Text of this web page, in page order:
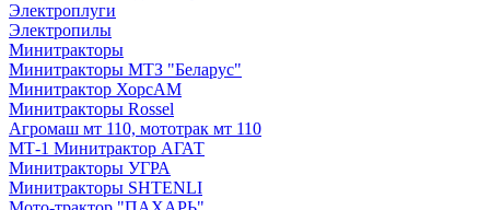
Электроплуги
Электропилы
Минитракторы
Минитракторы МТЗ "Беларус"
Минитрактор ХорсАМ
Минитракторы Rossel
Агромаш мт 110, мототрак мт 110
МТ-1 Минитрактор АГАТ
Минитракторы УГРА
Минитракторы SHTENLI